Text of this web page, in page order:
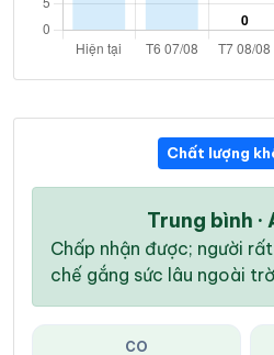
Chất lượng
Trung bình ·
Chấp nhận được; người
chế gắng sức lâu ngoài
CO